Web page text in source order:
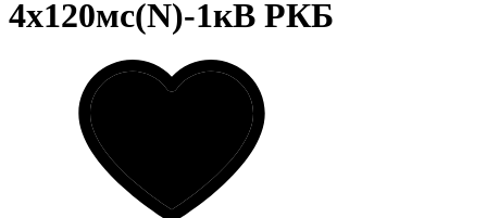
4х120мс(N)-1кВ РКБ